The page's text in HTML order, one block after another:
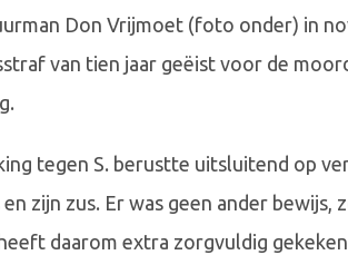
Don Vrijmoet (foto onder) in
van tien jaar geëist voor de
tegen S. berustte uitsluitend op
zijn zus. Er was geen ander
daarom extra zorgvuldig